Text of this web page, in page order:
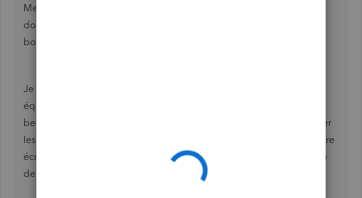
Merci de nous avoir contactés ici. Il est important d'obtenir le soutien
dont vous avez besoin. Je serais heureuse de vous guider dans la
bonne direction pour la meilleure assistance.
Je croix qu'il serait plus avantageux pour vous de contacter notre
équipe d'assistance en dehors de la Communauté, car nous aurions
besoin d'un peu plus d'informations de votre part. Ils pourront vérifier
les détails de votre compte dans un cadre sécurisé, ainsi que voir votre
écran pour mieux vous aider. Vous pouvez les joindre en suivant l'une
de ces méthodes :